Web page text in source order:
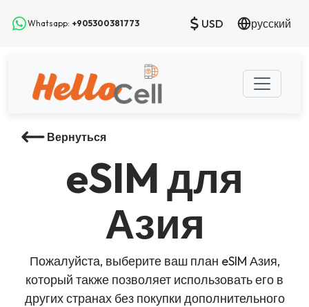
Whatsapp: +905300381773 USD русский
Вернуться
eSIMдля
Азия
Пожалуйста, выберите ваш план eSIM Азия,
который также позволяет использовать его в
других странах без покупки дополнительного